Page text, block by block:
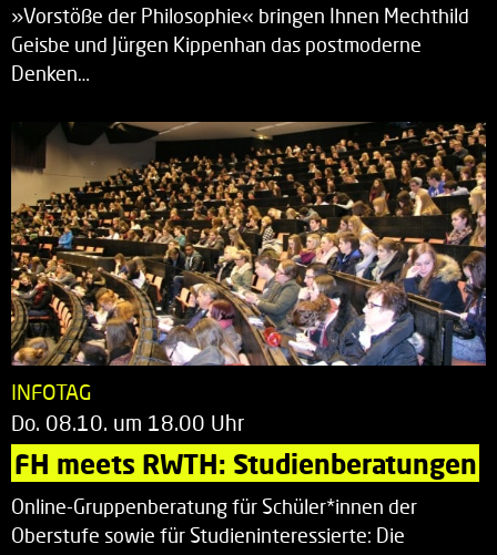
»Vorstöße der Philosophie« bringen Ihnen Mechthild
Geisbe und Jürgen Kippenhan das postmoderne
Denken…
INFOTAG
Do. 08.10. um 18.00 Uhr
FH meets RWTH: Studienberatungen
Online-Gruppenberatung für Schüler*innen der
Oberstufe sowie für Studieninteressierte: Die